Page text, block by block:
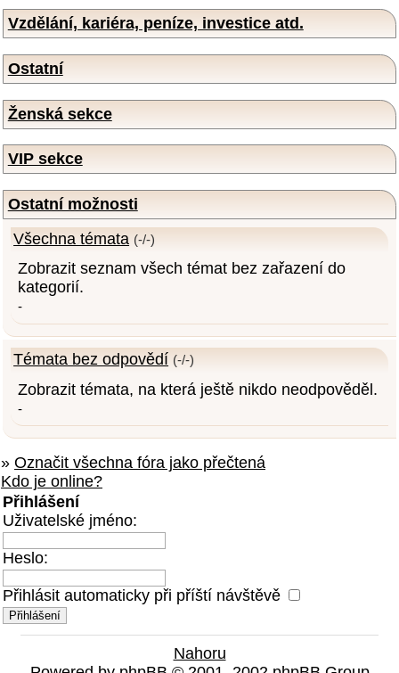
Vzdělání, kariéra, peníze, investice atd.
Ostatní
Ženská sekce
VIP sekce
Ostatní možnosti
Všechna témata (-/-)
Zobrazit seznam všech témat bez zařazení do
kategorií.
-
Témata bez odpovědí (-/-)
Zobrazit témata, na která ještě nikdo neodpověděl.
-
» Označit všechna fóra jako přečtená
Kdo je online?
Přihlášení
Uživatelské jméno:
Heslo:
Přihlásit automaticky při příští návštěvě
Nahoru